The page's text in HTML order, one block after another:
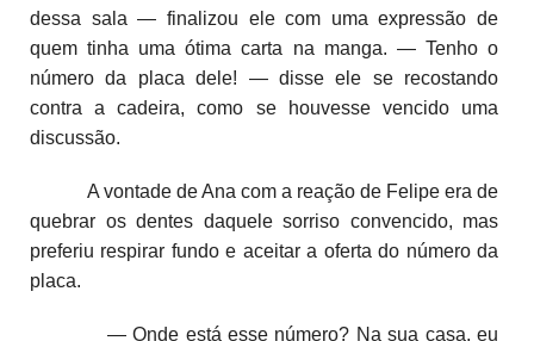
dessa sala — finalizou ele com uma expressão de
quem tinha uma ótima carta na manga. — Tenho o
número da placa dele! — disse ele se recostando
contra a cadeira, como se houvesse vencido uma
discussão.
A vontade de Ana com a reação de Felipe era de
quebrar os dentes daquele sorriso convencido, mas
preferiu respirar fundo e aceitar a oferta do número da
placa.
— Onde está esse número? Na sua casa, eu